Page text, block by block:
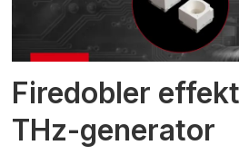
Firedobler
THz-generator